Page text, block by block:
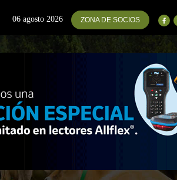
06 agosto 2026 ZONA DE SOCIOS